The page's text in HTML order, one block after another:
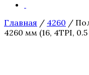
Главная / 4260 /
4260 мм (16, 4TPI,